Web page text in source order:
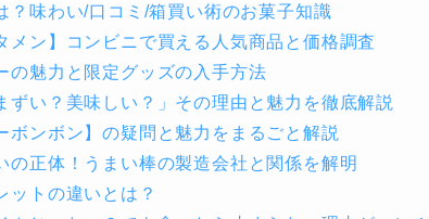
？味わい/口コミ/箱買い術のお菓子知識
メン】コンビニで買える人気商品と価格調査
の魅力と限定グッズの入手方法
ずい？美味しい？」その理由と魅力を徹底解説
ボンボン】の疑問と魅力をまるごと解説
の正体！うまい棒の製造会社と関係を解明
ットの違いとは？